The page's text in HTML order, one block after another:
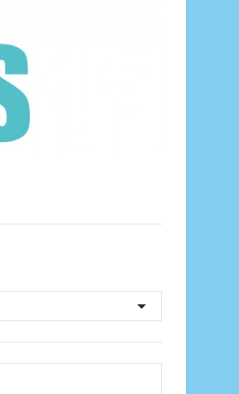
